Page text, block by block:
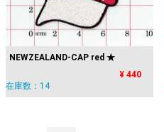
NEWZEALAND-CAP red ★
¥ 440
在庫数：14